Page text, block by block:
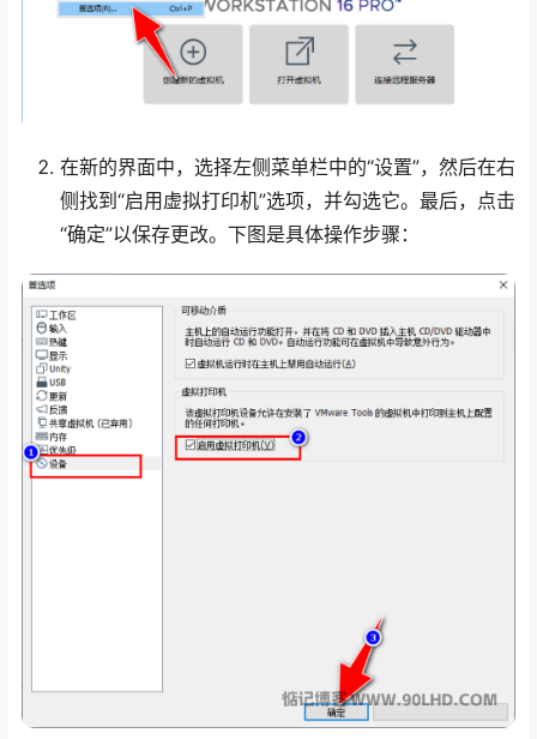
在新的界面中，选择左侧菜单栏中的“设置”，然后在右
侧找到“启用虚拟打印机”选项，并勾选它。最后，点击
“确定”以保存更改。下图是具体操作步骤：